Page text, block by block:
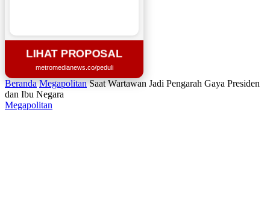
LIHAT PROPOSAL
metromedianews.co/peduli
Beranda Megapolitan Saat Wartawan Jadi Pengarah Gaya Presiden
dan Ibu Negara
Megapolitan